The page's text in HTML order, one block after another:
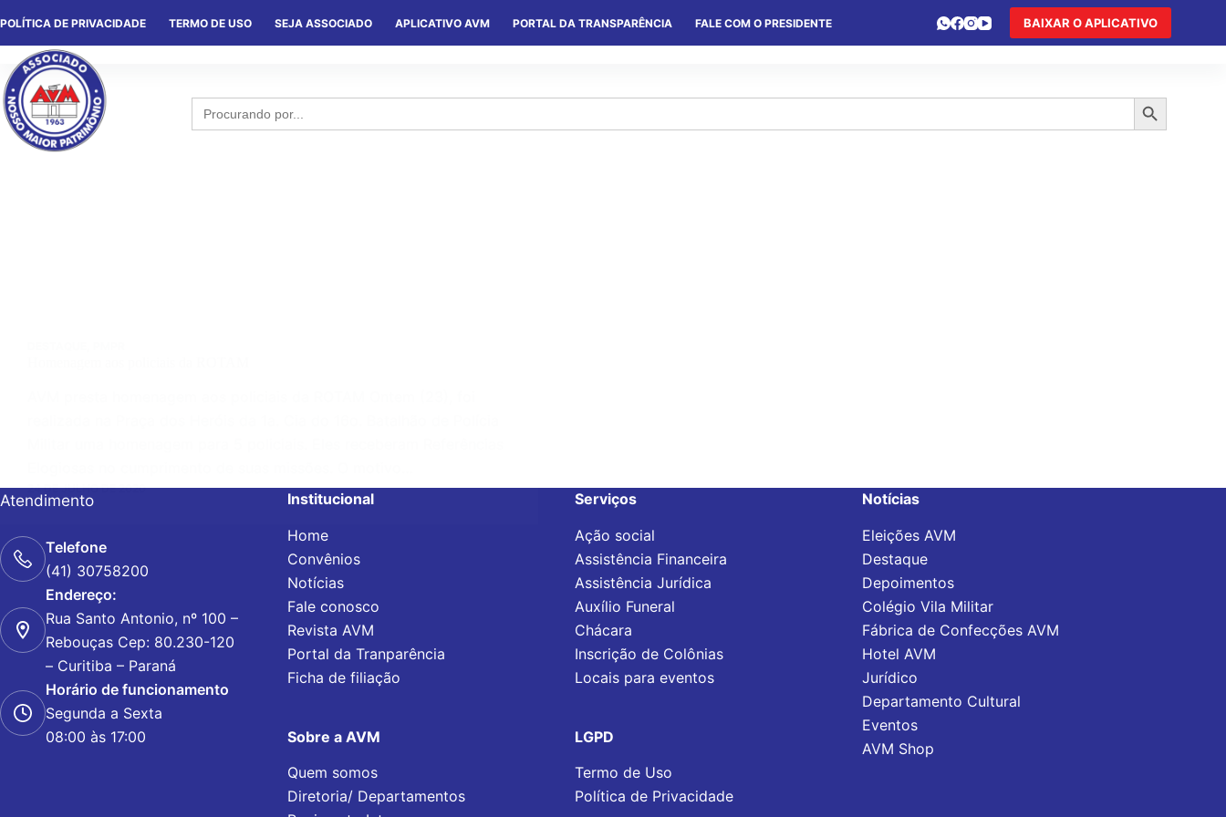
POLÍTICA DE PRIVACIDADE TERMO DE USO SEJA ASSOCIADO APLICATIVO AVM PORTAL DA TRANSPARÊNCIA FALE COM O PRESIDENTE BAIXAR O APLICATIVO
Search
for: Search Button
24 DE JULHO DE 2020
Atendimento
Telefone
(41) 30758200
Endereço:
Rua Santo Antonio, nº 100 –
Rebouças Cep: 80.230-120
– Curitiba – Paraná
Horário de funcionamento
Segunda a Sexta
08:00 às 17:00
Institucional
Home
Convênios
Notícias
Fale conosco
Revista AVM
Portal da Tranparência
Ficha de filiação
Sobre a AVM
Quem somos
Diretoria/ Departamentos
Serviços
Ação social
Assistência Financeira
Assistência Jurídica
Auxílio Funeral
Chácara
Inscrição de Colônias
Locais para eventos
LGPD
Termo de Uso
Política de Privacidade
Notícias
Eleições AVM
Destaque
Depoimentos
Colégio Vila Militar
Fábrica de Confecções AVM
Hotel AVM
Jurídico
Departamento Cultural
Eventos
AVM Shop